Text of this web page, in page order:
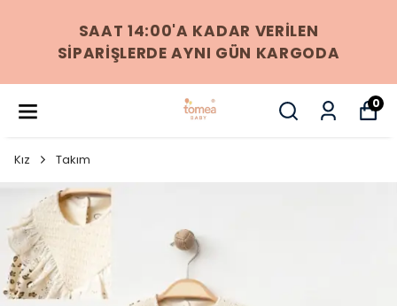
256 BIT SSL SERTIFIKASI ILE %100
GÜVENLI ÖDEME
0
Kız Takım